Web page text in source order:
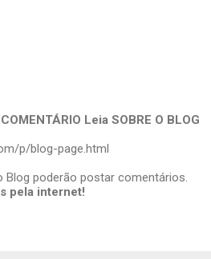
Leia SOBRE O BLOG
p/blog-page.html
Blog poderão postar comentários.
pela internet!